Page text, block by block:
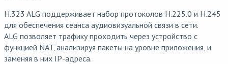
H.323 ALG поддерживает набор протоколов H.225.0 и H.245
для обеспечения сеанса аудиовизуальной связи в сети.
ALG позволяет трафику проходить через устройство с
функцией NAT, анализируя пакеты на уровне приложения, и
заменяя в них IP-адреса.